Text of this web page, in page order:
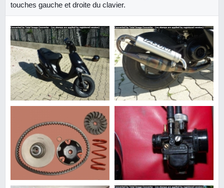
touches gauche et droite du clavier.